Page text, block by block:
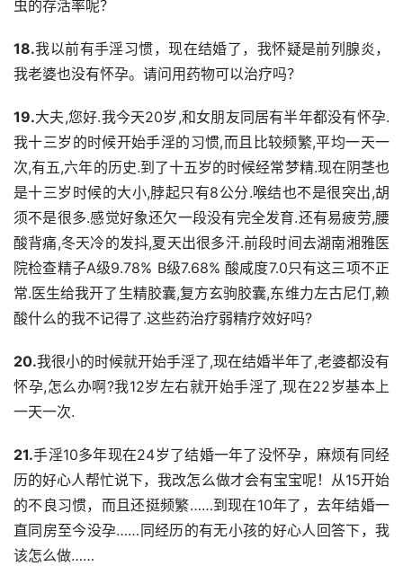
虫的存活率呢？
18.我以前有手淫习惯，现在结婚了，我怀疑是前列腺炎，
我老婆也没有怀孕。请问用药物可以治疗吗？
19.大夫,您好.我今天20岁,和女朋友同居有半年都没有怀孕.
我十三岁的时候开始手淫的习惯,而且比较频繁,平均一天一
次,有五,六年的历史.到了十五岁的时候经常梦精.现在阴茎也
是十三岁时候的大小,脖起只有8公分.喉结也不是很突出,胡
须不是很多.感觉好象还欠一段没有完全发育.还有易疲劳,腰
酸背痛,冬天冷的发抖,夏天出很多汗.前段时间去湖南湘雅医
院检查精子A级9.78% B级7.68% 酸咸度7.0只有这三项不正
常.医生给我开了生精胶囊,复方玄驹胶囊,东维力左古尼仃,赖
酸什么的我不记得了.这些药治疗弱精疗效好吗?
20.我很小的时候就开始手淫了,现在结婚半年了,老婆都没有
怀孕,怎么办啊?我12岁左右就开始手淫了,现在22岁基本上
一天一次.
21.手淫10多年现在24岁了结婚一年了没怀孕，麻烦有同经
历的好心人帮忙说下，我改怎么做才会有宝宝呢！从15开始
的不良习惯，而且还挺频繁……到现在10年了，去年结婚一
直同房至今没孕……同经历的有无小孩的好心人回答下，我
该怎么做……